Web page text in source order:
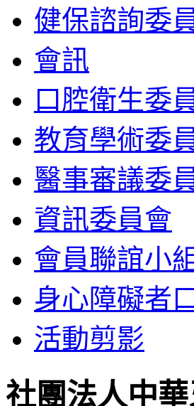
健保諮詢委
會訊
口腔衛生委
教育學術委
醫事審議委
資訊委員會
會員聯誼小組
身心障礙者
活動剪影
社團法人中